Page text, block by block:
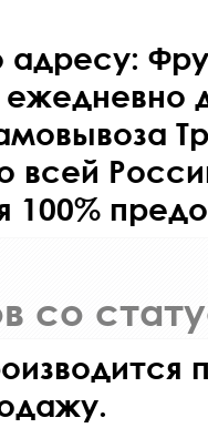
ежедневно
всей
100%
со